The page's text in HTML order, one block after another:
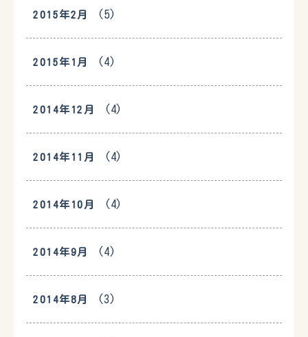
2015年2月 (5)
2015年1月 (4)
2014年12月 (4)
2014年11月 (4)
2014年10月 (4)
2014年9月 (4)
2014年8月 (3)